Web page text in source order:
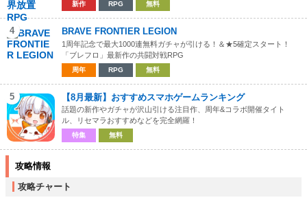
新作 RPG 無料
4 BRAVE FRONTIER LEGION
1周年記念で最大1000連無料ガチャが引ける！＆★5確定スタート！
「ブレフロ」最新作の共闘対戦RPG
周年 RPG 無料
5 【8月最新】おすすめスマホゲームランキング
話題の新作やガチャが沢山引ける注目作、周年&コラボ開催タイト
ル、リセマラおすすめなどを完全網羅！
特集 無料
攻略情報
攻略チャート